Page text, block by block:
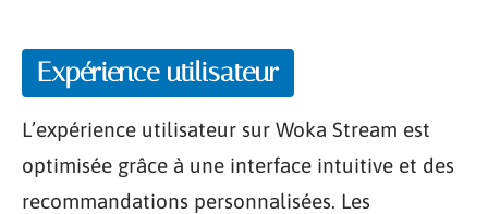
Expérience utilisateur
L’expérience utilisateur sur Woka Stream est
optimisée grâce à une interface intuitive et des
recommandations personnalisées. Les